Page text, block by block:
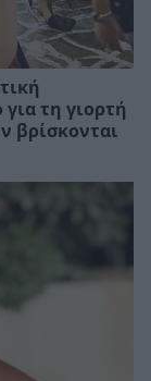
τη γιορτή
βρίσκονται